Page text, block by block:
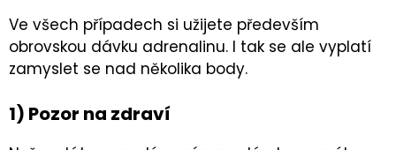
Ve všech případech si užijete především
obrovskou dávku adrenalinu. I tak se ale vyplatí
zamyslet se nad několika body.
1) Pozor na zdraví